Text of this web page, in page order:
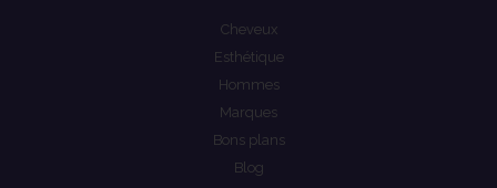
Cheveux
Esthétique
Hommes
Marques
Bons plans
Blog